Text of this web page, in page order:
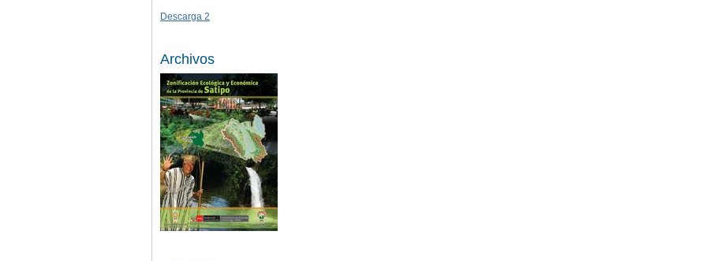
Descarga 2
Archivos